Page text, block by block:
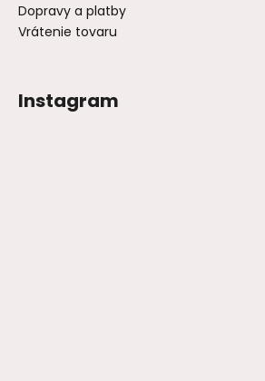
Dopravy a platby
Vrátenie tovaru
Instagram